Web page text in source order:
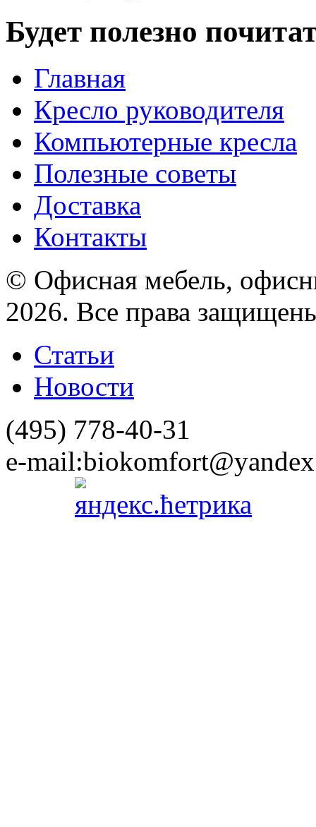
Будет полезно
Главная
Кресло руководителя
Компьютерные кресла
Полезные советы
Доставка
Контакты
© Офисная мебель,
2026. Все права
Статьи
Новости
(495) 778-40-31
e-mail: